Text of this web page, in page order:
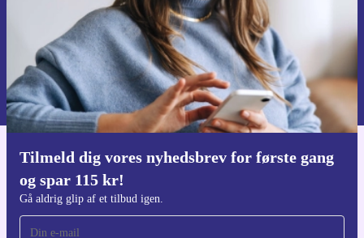
Tilmeld dig vores nyhedsbrev for første gang
og spar 115 kr!
Gå aldrig glip af et tilbud igen.
Anmod om kupon
Du kan finde information omkring vores brug af personlig data i vores
Privatlivspolitik
Download refurbed appen